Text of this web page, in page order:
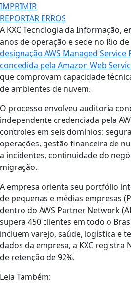
IMPRIMIR
REPORTAR ERROS
A KXC Tecnologia da Informação,
anos de operação e sede no Rio de
designação AWS Managed Service
concedida pela Amazon Web
que comprovam capacidade
de ambientes de nuvem.
O processo envolveu auditoria
independente credenciada pela
controles em seis domínios:
operações, gestão financeira de
a incidentes, continuidade do
migração.
A empresa orienta seu portfólio
de pequenas e médias empresas
dentro do AWS Partner Network
supera 450 clientes em todo o
incluem varejo, saúde, logística e
dados da empresa, a KXC registra
de retenção de 92%.
Leia Também: